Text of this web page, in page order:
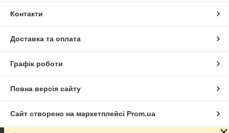
Контакти
Доставка та оплата
Графік роботи
Повна версія сайту
Сайт створено на маркетплейсі Prom.ua